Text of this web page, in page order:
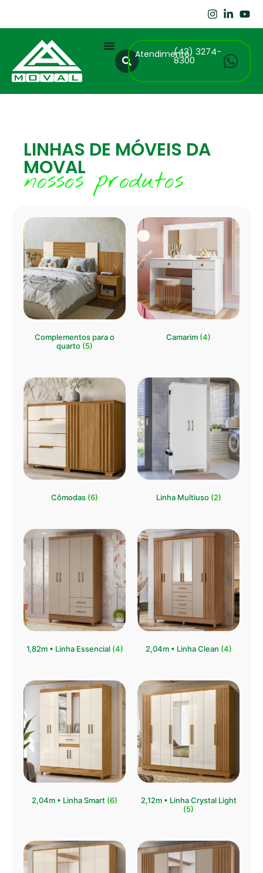
Atendimento(43) 3274-
8300
LINHAS DE MÓVEIS DA
MOVAL
nossos produtos
Complementos para o
quarto (5)
Camarim (4)
Cômodas (6) Linha Multiuso (2)
1,82m • Linha Essencial (4) 2,04m • Linha Clean (4)
⁠2,04m • Linha Smart (6)
2,12m • Linha Crystal Light
(5)